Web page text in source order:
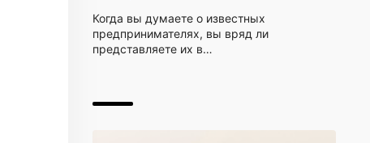
Когда вы думаете о известных
предпринимателях, вы вряд ли
представляете их в…